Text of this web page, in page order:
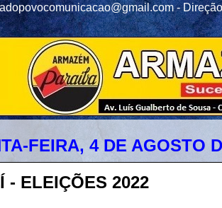
-
FEIRA, 4 DE AGOSTO
- ELEIÇÕES 2022